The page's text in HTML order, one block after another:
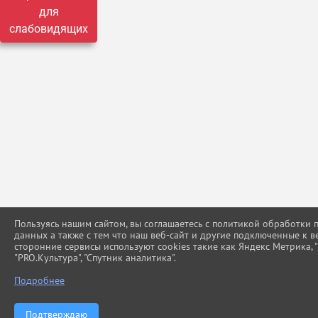
для
слабовидящих
Пользуясь нашим сайтом, вы соглашаетесь с политикой обработки
данных а также с тем что наш веб-сайт и другие подключенные к
сторонние сервисы используют cookies такие как Яндекс Метрика,
"PRO.Культура", "Спутник аналитика".
Подробнее
Подтверждаю